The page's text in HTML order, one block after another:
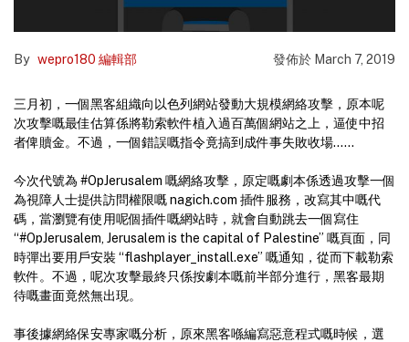
By wepro180 編輯部 發佈於 March 7, 2019
三月初，一個黑客組織向以色列網站發動大規模網絡攻擊，原本呢
次攻擊嘅最佳估算係將勒索軟件植入過百萬個網站之上，逼使中招
者俾贖金。不過，一個錯誤嘅指令竟搞到成件事失敗收場……
今次代號為 #OpJerusalem 嘅網絡攻擊，原定嘅劇本係透過攻擊一個
為視障人士提供訪問權限嘅 nagich.com 插件服務，改寫其中嘅代
碼，當瀏覽有使用呢個插件嘅網站時，就會自動跳去一個寫住
“#OpJerusalem, Jerusalem is the capital of Palestine” 嘅頁面，同
時彈出要用戶安裝 “flashplayer_install.exe” 嘅通知，從而下載勒索
軟件。不過，呢次攻擊最終只係按劇本嘅前半部分進行，黑客最期
待嘅畫面竟然無出現。
事後據網絡保安專家嘅分析，原來黑客喺編寫惡意程式嘅時候，選